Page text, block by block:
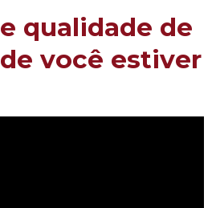
qualidade de
você estiver